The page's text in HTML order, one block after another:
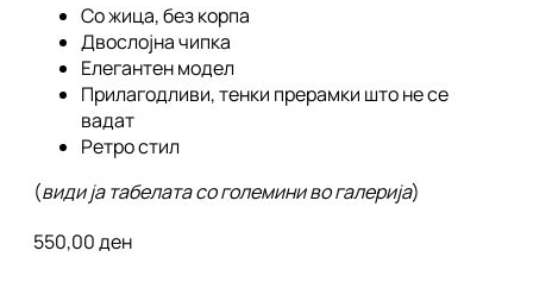
Со жица, без корпа
Двослојна чипка
Елегантен модел
Прилагодливи, тенки прерамки што не се
вадат
Ретро стил
(види ја табелата со големини во галерија)
550,00ден